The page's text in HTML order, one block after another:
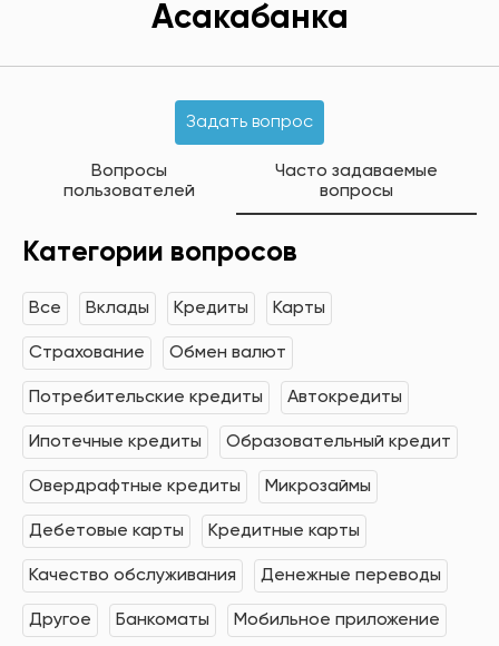
Асакабанка
Задать вопрос
Вопросы
пользователей
Часто задаваемые
вопросы
Категории вопросов
Все Вклады Кредиты Карты
Страхование Обмен валют
Потребительские кредиты Автокредиты
Ипотечные кредиты Образовательный кредит
Овердрафтные кредиты Микрозаймы
Дебетовые карты Кредитные карты
Качество обслуживания Денежные переводы
Другое Банкоматы Мобильное приложение